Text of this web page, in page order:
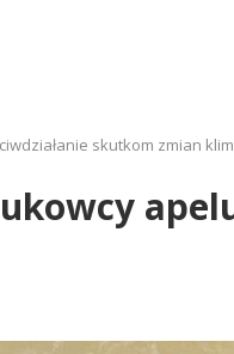
skutkom zmian